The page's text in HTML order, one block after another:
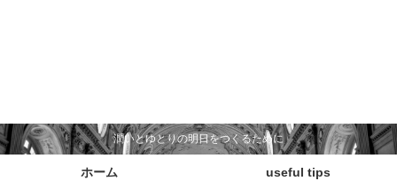
潤いとゆとりの明日をつくるために
ホーム useful tips